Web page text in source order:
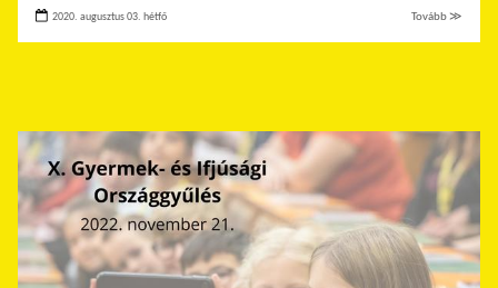
2020. augusztus 03. hétfő Tovább ≫